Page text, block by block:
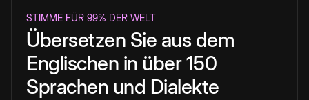
STIMME FÜR 99% DER WELT
Übersetzen Sie aus dem
Englischen in über 150
Sprachen und Dialekte